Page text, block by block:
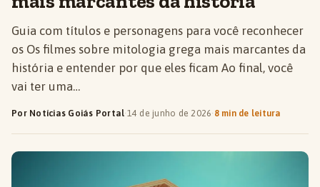
Guia com títulos e personagens para você reconhecer
os Os filmes sobre mitologia grega mais marcantes da
história e entender por que eles ficam Ao final, você
vai ter uma…
Por Notícias Goiás Portal·14 de junho de 2026· 8 min de leitura